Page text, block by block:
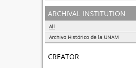
archival institution
All
Archivo Histórico de la UNAM
creator